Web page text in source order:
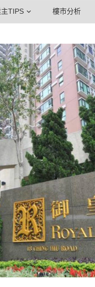
主TIPS 樓市分析